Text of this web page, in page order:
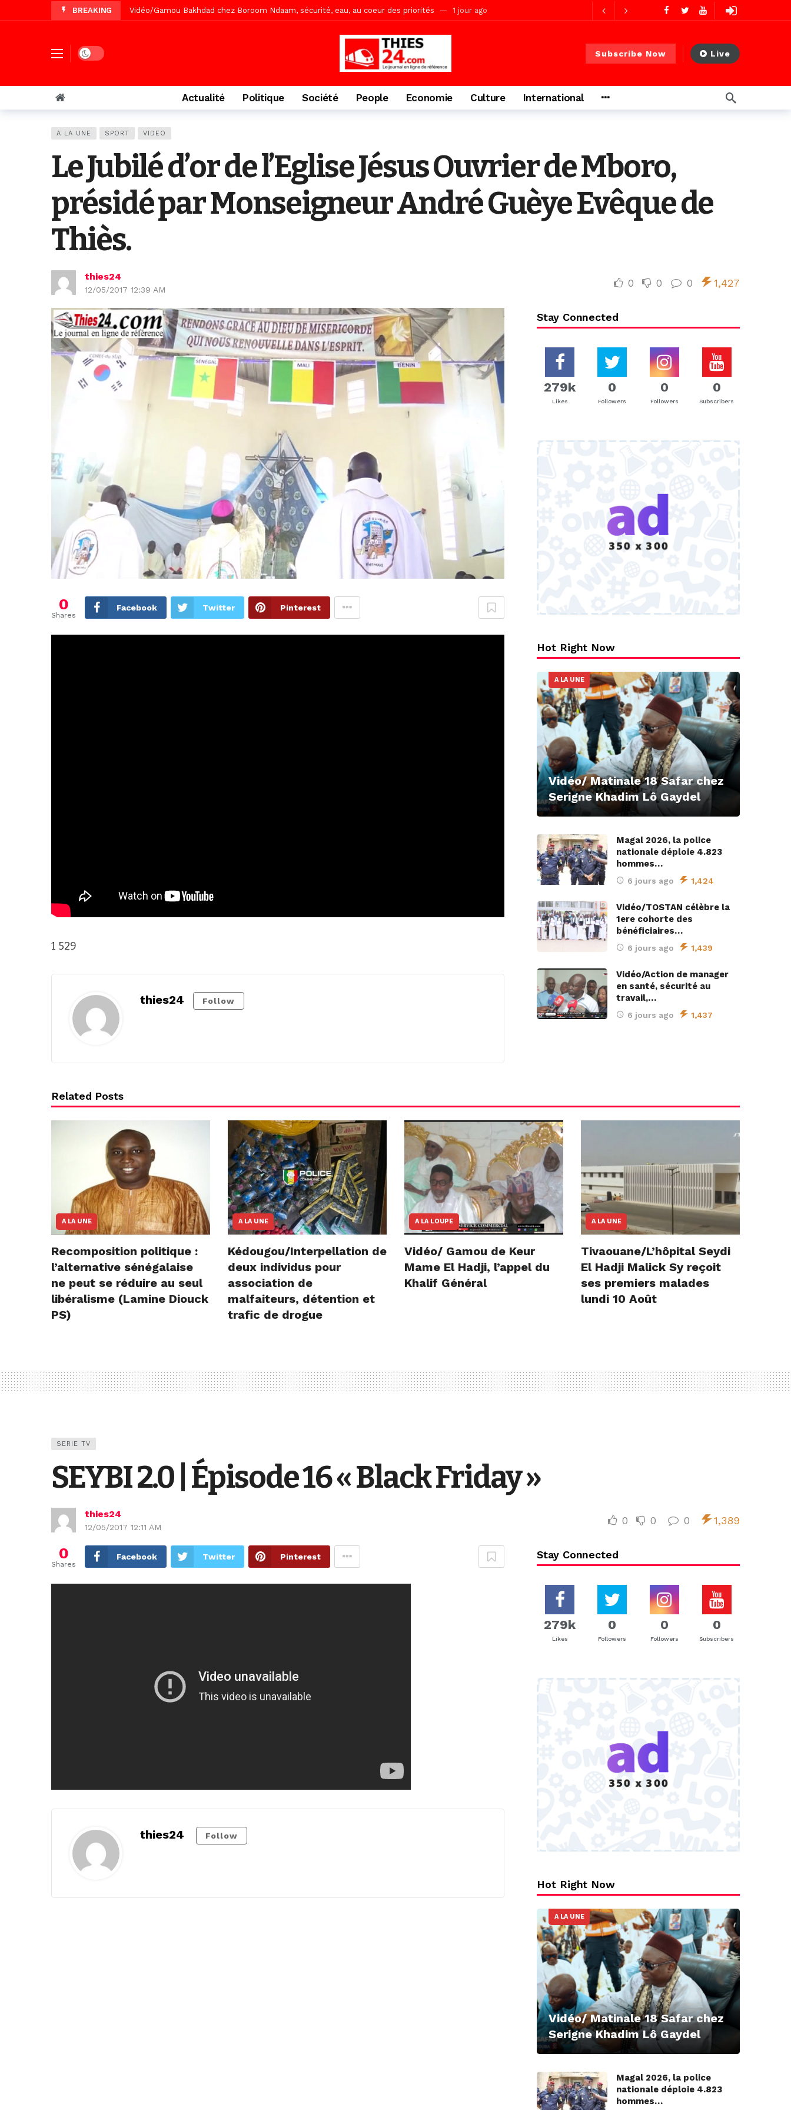
BREAKING Vidéo/Magal Serigne Abdoulaye Yakhine, le Comité d’organisation dévoile ses priorités 1 jour ago
Tivaouane/L’hôpital Seydi El Hadji Malick Sy reçoit ses premiers malades lundi 10 Août
Vidéo/Une première, lancement de vacances agricoles au Lycée Malick Sy de Thiès
Dark mode Subscribe Now Live
Actualité Politique Société People Economie Culture International
A LA UNE SPORT VIDEO
Le Jubilé d’or de l’Eglise Jésus Ouvrier de Mboro,
présidé par Monseigneur André Guèye Evêque de
Thiès.
thies24
12/05/2017 12:39 AM
0 0 0 1,427
0
Shares
Facebook Twitter Pinterest
1 529
thies24 Follow
Stay Connected
279k
Likes
0
Followers
0
Followers
0
Subscribers
Hot Right Now
A LA UNE
Vidéo/ Matinale 18 Safar chez
Serigne Khadim Lô Gaydel
Magal 2026, la police
nationale déploie 4.823
hommes…
6 jours ago 1,424
Vidéo/TOSTAN célèbre la
1ere cohorte des
bénéficiaires…
6 jours ago 1,439
Vidéo/Action de manager
en santé, sécurité au
travail,…
6 jours ago 1,437
Related Posts
A LA UNE
Recomposition politique :
l’alternative sénégalaise
ne peut se réduire au seul
libéralisme (Lamine Diouck
PS)
A LA UNE
Kédougou/Interpellation de
deux individus pour
association de
malfaiteurs, détention et
trafic de drogue
A LA LOUPE
Vidéo/ Gamou de Keur
Mame El Hadji, l’appel du
Khalif Général
A LA UNE
Tivaouane/L’hôpital Seydi
El Hadji Malick Sy reçoit
ses premiers malades
lundi 10 Août
SERIE TV
SEYBI 2.0 | Épisode 16 « Black Friday »
thies24
12/05/2017 12:11 AM
0 0 0 1,389
0
Shares
Facebook Twitter Pinterest
thies24 Follow
Stay Connected
279k
Likes
0
Followers
0
Followers
0
Subscribers
Hot Right Now
A LA UNE
Vidéo/ Matinale 18 Safar chez
Serigne Khadim Lô Gaydel
Magal 2026, la police
nationale déploie 4.823
hommes…